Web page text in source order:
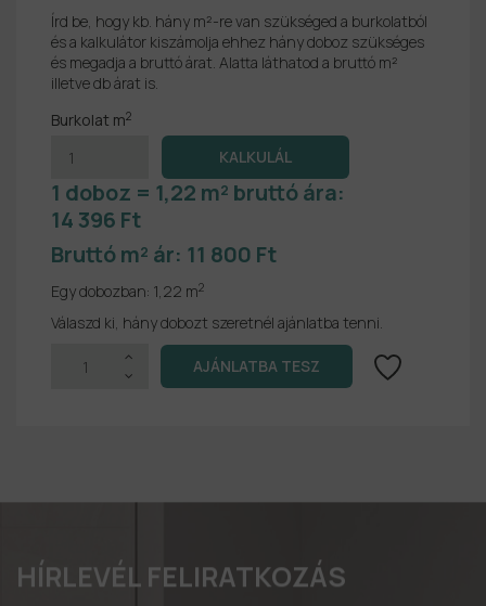
Írd be, hogy kb. hány m²-re van szükséged a burkolatból
és a kalkulátor kiszámolja ehhez hány doboz szükséges
és megadja a bruttó árat. Alatta láthatod a bruttó m²
illetve db árat is.
Burkolat m2
1 doboz = 1,22 m² bruttó ára:
14 396 Ft
Bruttó m² ár: 11 800 Ft
Egy dobozban: 1,22 m2
Válaszd ki, hány dobozt szeretnél ajánlatba tenni.
HÍRLEVÉL FELIRATKOZÁS